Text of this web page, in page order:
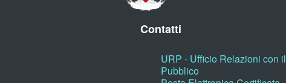
Contatti
URP - Ufficio Relazioni con il
Pubblico